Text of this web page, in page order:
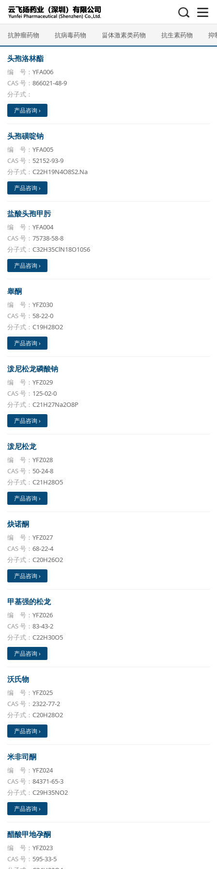
抗肿瘤药物 抗病毒药物 甾体激素类药物 抗生素药物 抑
头孢洛林酯
编 号： YFA006
CAS 号： 866021-48-9
分子式：
产品咨询 ›
头孢磺啶钠
编 号： YFA005
CAS 号： 52152-93-9
分子式： C22H19N4O8S2.Na
产品咨询 ›
盐酸头孢甲肟
编 号： YFA004
CAS 号： 75738-58-8
分子式： C32H35ClN18O10S6
产品咨询 ›
睾酮
编 号： YFZ030
CAS 号： 58-22-0
分子式： C19H28O2
产品咨询 ›
泼尼松龙磷酸钠
编 号： YFZ029
CAS 号： 125-02-0
分子式： C21H27Na2O8P
产品咨询 ›
泼尼松龙
编 号： YFZ028
CAS 号： 50-24-8
分子式： C21H28O5
产品咨询 ›
炔诺酮
编 号： YFZ027
CAS 号： 68-22-4
分子式： C20H26O2
产品咨询 ›
甲基强的松龙
编 号： YFZ026
CAS 号： 83-43-2
分子式： C22H30O5
产品咨询 ›
沃氏物
编 号： YFZ025
CAS 号： 2322-77-2
分子式： C20H28O2
产品咨询 ›
米非司酮
编 号： YFZ024
CAS 号： 84371-65-3
分子式： C29H35NO2
产品咨询 ›
醋酸甲地孕酮
编 号： YFZ023
CAS 号： 595-33-5